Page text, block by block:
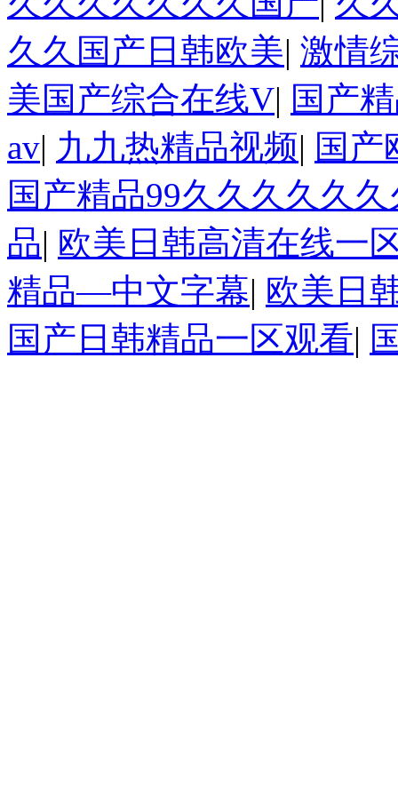
久久国产日韩欧美| 激情
美国产综合在线V| 国产
av| 九九热精品视频| 国产
国产精品99久久久久久
品| 欧美日韩高清在线一
精品―中文字幕| 欧美日
国产日韩精品一区观看|